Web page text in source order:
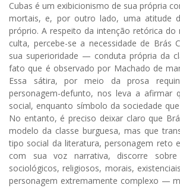
Cubas é um exibicionismo de sua própria
mortais, e, por outro lado, uma atitude
próprio. A respeito da intenção retórica do
culta, percebe-se a necessidade de Brás
sua superioridade — conduta própria da
fato que é observado por Machado de
Essa sátira, por meio da prosa
personagem-defunto, nos leva a afirmar
social, enquanto símbolo da sociedade
No entanto, é preciso deixar claro que
modelo da classe burguesa, mas que
tipo social da literatura, personagem reto
com sua voz narrativa, discorre
sociológicos, religiosos, morais,
personagem extremamente complexo —